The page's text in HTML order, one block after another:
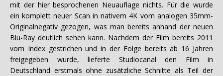
mit der hier besprochenen Neuauflage nichts. Für die wurde
ein komplett neuer Scan in nativem 4K vom analogen 35mm-
Originalnegativ gezogen, was man bereits anhand der neuen
Blu-Ray deutlich sehen kann. Nachdem der Film bereits 2011
vom Index gestrichen und in der Folge bereits ab 16 Jahren
freigegeben wurde, lieferte Studiocanal den Film in
Deutschland erstmals ohne zusätzliche Schnitte als Teil der